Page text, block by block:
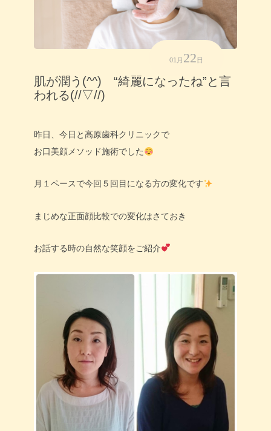
01月 22 日
肌が潤う(^^) “綺麗になったね”と言
われる(//▽//)
昨日、今日と高原歯科クリニックで
お口美顔メソッド施術でした
月１ペースで今回５回目になる方の変化です
まじめな正面顔比較での変化はさておき
お話する時の自然な笑顔をご紹介